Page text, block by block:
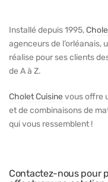
Installé depuis 1995,
agenceurs de l’orléanais,
réalise pour ses clients
de A à Z.
Cholet Cuisine vous offre
et de combinaisons de
qui vous ressemblent !
Contactez-nous pour